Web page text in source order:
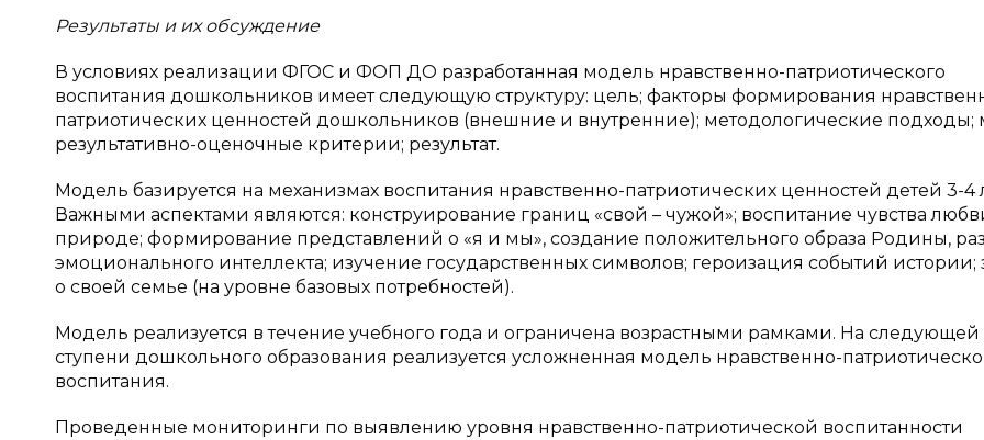
Результаты и их обсуждение
В условиях реализации ФГОС и ФОП ДО разработанная модель нравственно-патриотического
воспитания дошкольников имеет следующую структуру: цель; факторы формирования
патриотических ценностей дошкольников (внешние и внутренние); методологические подходы;
результативно-оценочные критерии; результат.
Модель базируется на механизмах воспитания нравственно-патриотических ценностей детей 3-4
Важными аспектами являются: конструирование границ «свой – чужой»; воспитание чувства
природе; формирование представлений о «я и мы», создание положительного образа Родины,
эмоционального интеллекта; изучение государственных символов; героизация событий истории;
о своей семье (на уровне базовых потребностей).
Модель реализуется в течение учебного года и ограничена возрастными рамками. На следующей
ступени дошкольного образования реализуется усложненная модель нравственно-
воспитания.
Проведенные мониторинги по выявлению уровня нравственно-патриотической воспитанности